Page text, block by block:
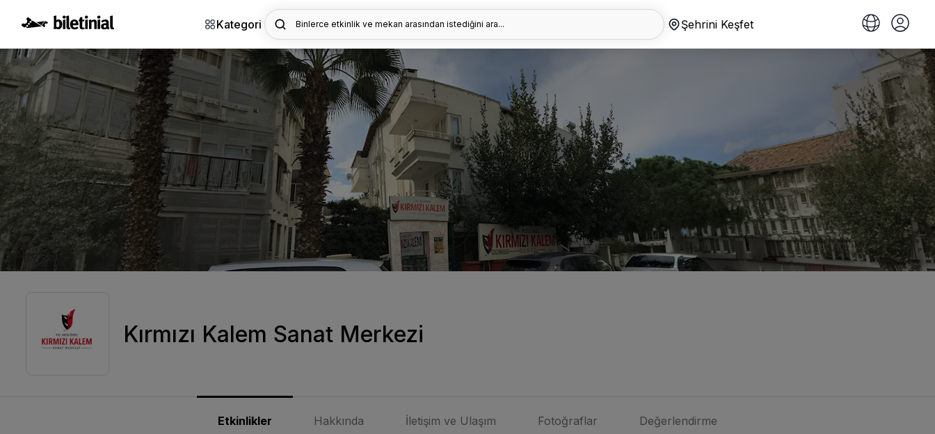
Kategori Binlerce etkinlik ve mekan arasından istediğini ara... Şehrini Keşfet
Kırmızı Kalem Sanat Merkezi
Etkinlikler Hakkında İletişim ve Ulaşım Fotoğraflar Değerlendirme